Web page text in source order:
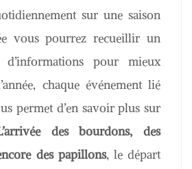
sur une saison
vous pourrez recueillir un
pour mieux
chaque événement lié
permet d’en savoir plus sur
des bourdons, des
des papillons, le départ